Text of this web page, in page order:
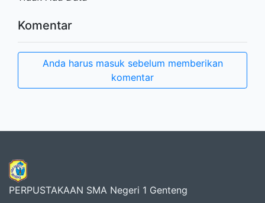
Komentar
Anda harus masuk sebelum memberikan
komentar
PERPUSTAKAAN SMA Negeri 1 Genteng